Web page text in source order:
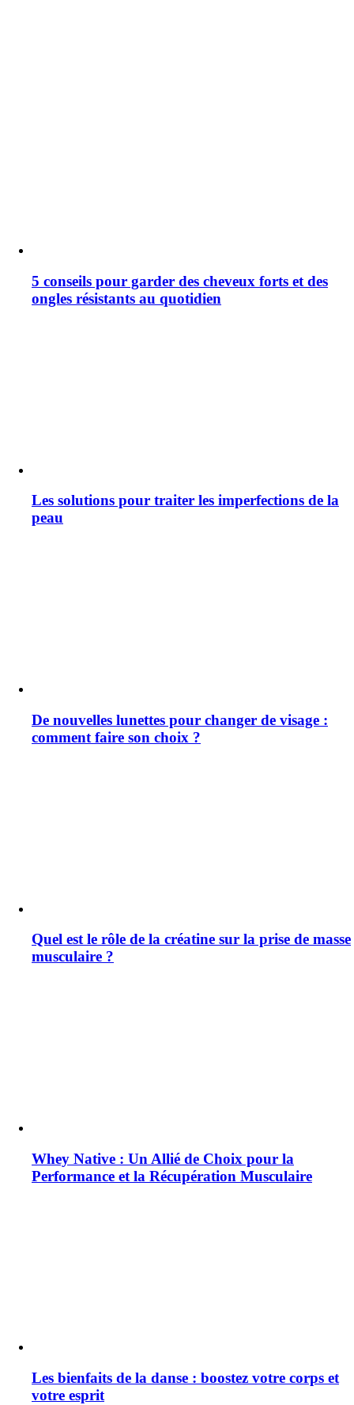
5 conseils pour garder des cheveux forts et des
ongles résistants au quotidien
Les solutions pour traiter les imperfections de la
peau
De nouvelles lunettes pour changer de visage :
comment faire son choix ?
Quel est le rôle de la créatine sur la prise de masse
musculaire ?
Whey Native : Un Allié de Choix pour la
Performance et la Récupération Musculaire
Les bienfaits de la danse : boostez votre corps et
votre esprit